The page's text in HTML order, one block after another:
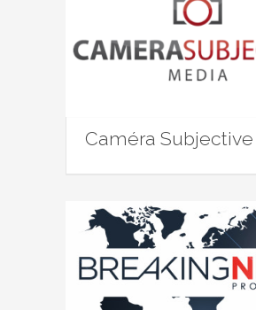
Caméra